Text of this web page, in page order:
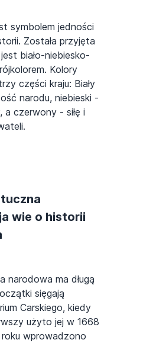
symbolem jedności
Została przyjęta
biało-niebiesko-
Kolory
części kraju: Biały
narodu, niebieski -
a czerwony - siłę i
wie o historii
narodowa ma długą
sięgają
Carskiego, kiedy
użyto jej w 1668
wprowadzono